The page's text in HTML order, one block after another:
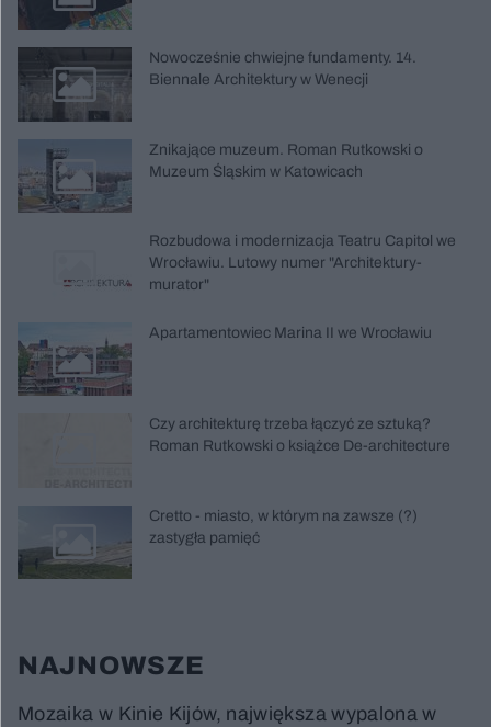
Nowocześnie chwiejne fundamenty. 14.
Biennale Architektury w Wenecji
Znikające muzeum. Roman Rutkowski o
Muzeum Śląskim w Katowicach
Rozbudowa i modernizacja Teatru Capitol we
Wrocławiu. Lutowy numer "Architektury-
murator"
Apartamentowiec Marina II we Wrocławiu
Czy architekturę trzeba łączyć ze sztuką?
Roman Rutkowski o książce De-architecture
Cretto - miasto, w którym na zawsze (?)
zastygła pamięć
NAJNOWSZE
Mozaika w Kinie Kijów, największa wypalona w